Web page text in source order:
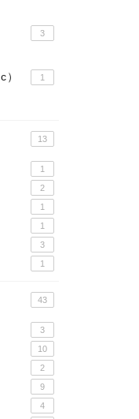
3
1
13
1
2
1
1
3
1
43
3
10
2
9
4